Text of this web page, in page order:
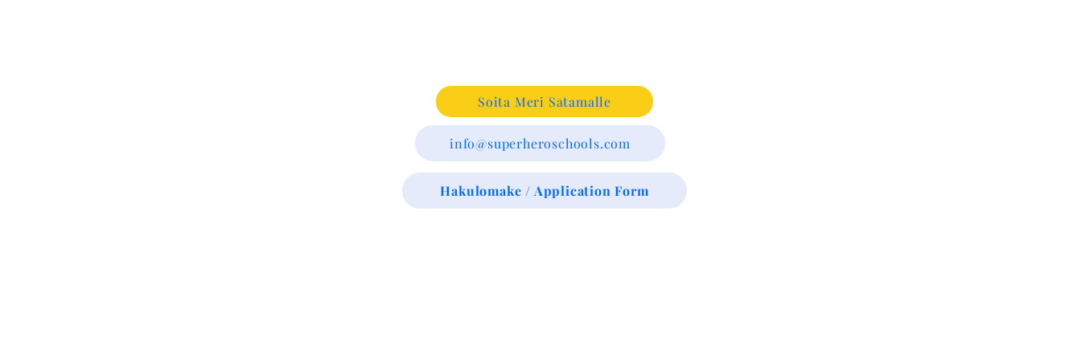
Soita Meri Satamalle
info@superheroschools.com
Hakulomake / Application Form